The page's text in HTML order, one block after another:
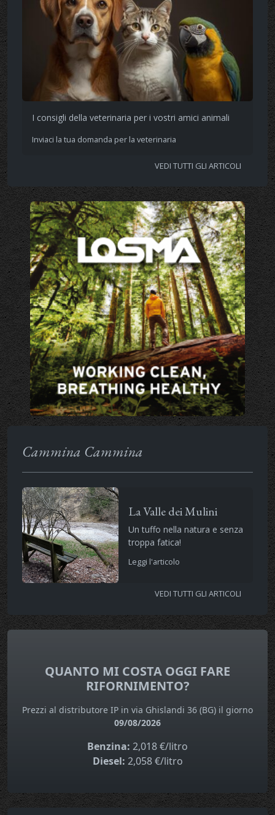
I consigli della veterinaria per i vostri amici animali
Inviaci la tua domanda per la veterinaria
VEDI TUTTI GLI ARTICOLI
Cammina Cammina
La Valle dei Mulini
Un tuffo nella natura e senza
troppa fatica!
Leggi l'articolo
VEDI TUTTI GLI ARTICOLI
QUANTO MI COSTA OGGI FARE
RIFORNIMENTO?
Prezzi al distributore IP in via Ghislandi 36 (BG) il giorno
09/08/2026
Benzina: 2,018 €/litro
Diesel: 2,058 €/litro